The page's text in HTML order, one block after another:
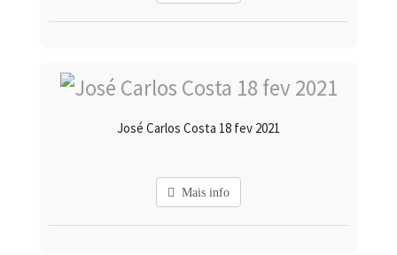
José Carlos Costa 18 fev 2021
Mais info